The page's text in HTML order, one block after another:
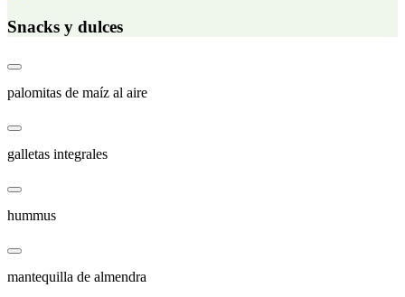
Snacks y dulces
palomitas de maíz al aire
galletas integrales
hummus
mantequilla de almendra